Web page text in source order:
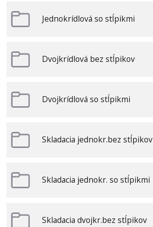
Jednokrídlová so stĺpikmi
Dvojkrídlová bez stĺpikov
Dvojkrídlová so stĺpikmi
Skladacia jednokr.bez stĺpikov
Skladacia jednokr. so stĺpikmi
Skladacia dvojkr.bez stĺpikov